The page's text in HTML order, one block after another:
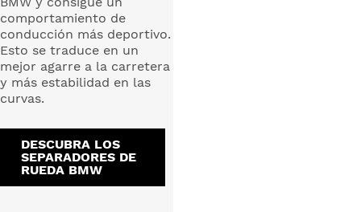
comportamiento de
conducción más deportivo.
Esto se traduce en un
mejor agarre a la carretera
y más estabilidad en las
curvas.
DESCUBRA LOS
SEPARADORES DE
RUEDA BMW